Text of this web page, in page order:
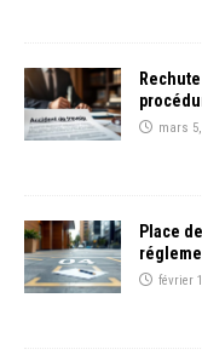
mars
Place
février